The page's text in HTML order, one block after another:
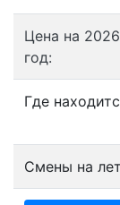
Цена на 2026
год:
Где
Смены на